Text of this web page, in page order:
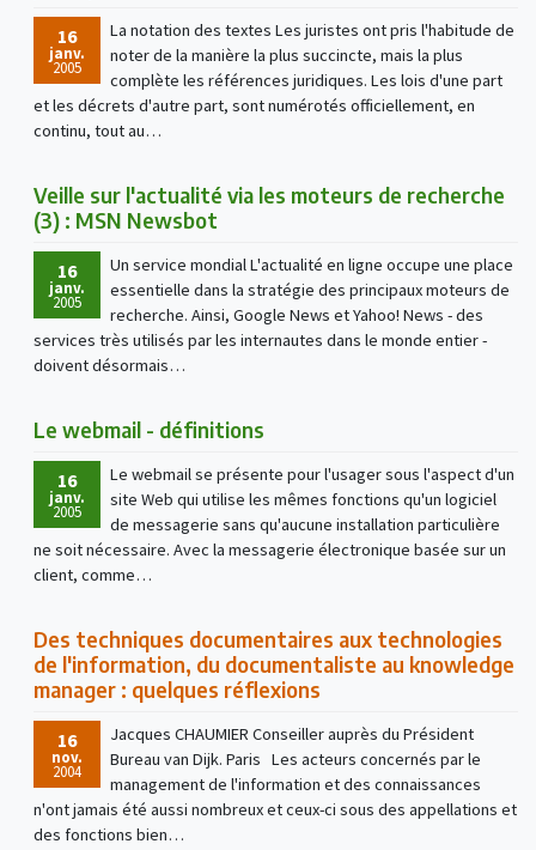
16
janv.
2005
La notation des textes Les juristes ont pris l'habitude de
noter de la manière la plus succincte, mais la plus
complète les références juridiques. Les lois d'une part
et les décrets d'autre part, sont numérotés officiellement, en
continu, tout au…
Veille sur l'actualité via les moteurs de recherche
(3) : MSN Newsbot
16
janv.
2005
Un service mondial L'actualité en ligne occupe une place
essentielle dans la stratégie des principaux moteurs de
recherche. Ainsi, Google News et Yahoo! News - des
services très utilisés par les internautes dans le monde entier -
doivent désormais…
Le webmail - définitions
16
janv.
2005
Le webmail se présente pour l'usager sous l'aspect d'un
site Web qui utilise les mêmes fonctions qu'un logiciel
de messagerie sans qu'aucune installation particulière
ne soit nécessaire. Avec la messagerie électronique basée sur un
client, comme…
Des techniques documentaires aux technologies
de l'information, du documentaliste au knowledge
manager : quelques réflexions
16
nov.
2004
Jacques CHAUMIER Conseiller auprès du Président
Bureau van Dijk. Paris Les acteurs concernés par le
management de l'information et des connaissances
n'ont jamais été aussi nombreux et ceux-ci sous des appellations et
des fonctions bien…